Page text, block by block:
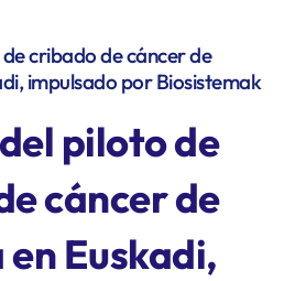
cribado de cáncer de
impulsado por Biosistemak
piloto de
cáncer de
Euskadi,